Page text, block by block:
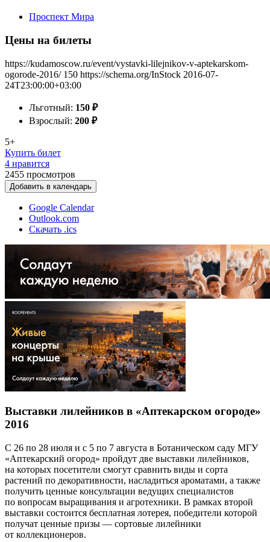
Проспект Мира
Цены на билеты
https://kudamoscow.ru/event/vystavki-lilejnikov-v-aptekarskom-
ogorode-2016/ 150 https://schema.org/InStock 2016-07-
24T23:00:00+03:00
Льготный: 150 ₽
Взрослый: 200 ₽
5+
Купить билет
4 нравится
2455 просмотров
Добавить в календарь
Google Calendar
Outlook.com
Скачать .ics
Выставки лилейников в «Аптекарском огороде»
2016
С 26 по 28 июля и с 5 по 7 августа в Ботаническом саду МГУ
«Аптекарский огород» пройдут две выставки лилейников,
на которых посетители смогут сравнить виды и сорта
растений по декоративности, насладиться ароматами, а также
получить ценные консультации ведущих специалистов
по вопросам выращивания и агротехники. В рамках второй
выставки состоится бесплатная лотерея, победители которой
получат ценные призы — сортовые лилейники
от коллекционеров.